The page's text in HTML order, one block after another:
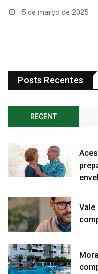
5 de março de 2025
Posts Recentes
RECENT